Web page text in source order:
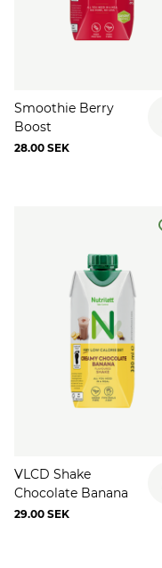
Smoothie Berry
Boost
28.00 SEK
VLCD Shake
Chocolate Banana
29.00 SEK